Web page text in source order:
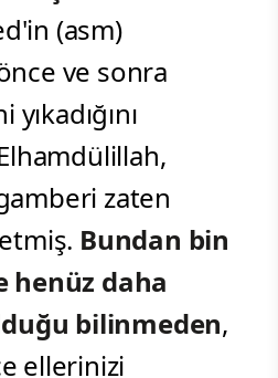
(asm)
ve sonra
zaten
Bundan bin
henüz daha
bilinmeden,
ellerinizi